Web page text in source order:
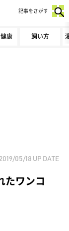
康 飼い方
記事をさがす
2019/05/18 UP DATE
たワンコ